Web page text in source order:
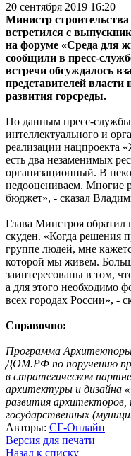
20 сентября 2019 16:20
Министр
встретился с
на форуме «Среда для
сообщили в пресс-
встречи обсуждалось
представителей власти
развития горсреды.
По данным пресс-
интеллектуального и
реализации нацпроекта
есть два незаменимых
организационный. В
недооцениваем. Многие
бюджет», - сказал
Глава Минстроя обратил
скуден. «Когда решения
группе людей, мне
которой мы живем.
заинтересованы в том,
а для этого необходимо
всех городах России», -
Справочно:
Программа
ДОМ.РФ по поручению
в стратегическом
архитектуры и дизайна
развития архитекторов,
государственных
Авторы: СГ-Онлайн
Версия для печати
Назад к списку